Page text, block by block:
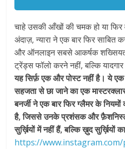
चाहे उसकी आँखों की चमक हो या फिर
अंदाज़, न्यारा ने एक बार फिर साबित
और ऑनलाइन सबसे आकर्षक
ट्रेंड्स फॉलो करने नहीं, बल्कि
यह सिर्फ़ एक और पोस्ट नहीं है। ये
सहजता से छा जाने का एक
बनर्जी ने एक बार फिर ग्लैमर के नियमों
है, जिससे उनके प्रशंसक और
सुर्ख़ियों में नहीं हैं, बल्कि ख़ुद सुर्ख़ियों
https://